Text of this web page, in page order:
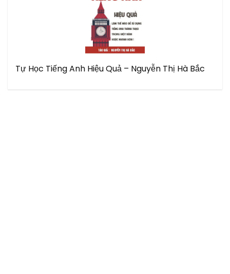
Tự Học Tiếng Anh Hiệu Quả – Nguyễn Thị Hà Bắc